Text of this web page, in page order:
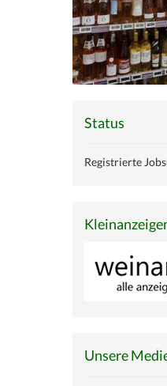
Status
Registrierte
Unsere